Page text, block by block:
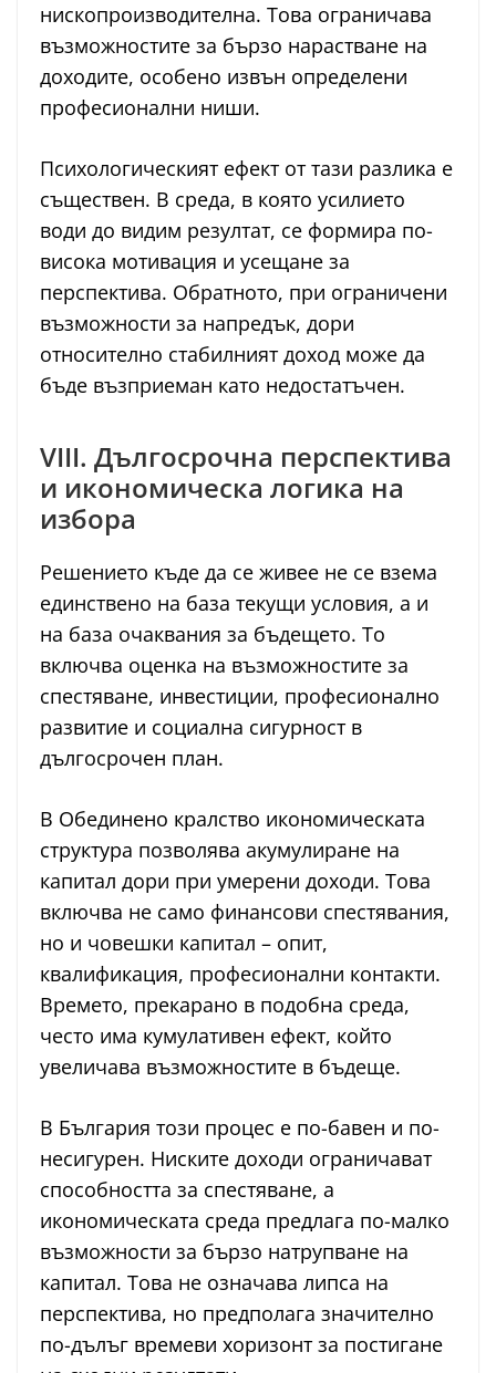
нископроизводителна. Това ограничава
възможностите за бързо нарастване на
доходите, особено извън определени
професионални ниши.
Психологическият ефект от тази разлика е
съществен. В среда, в която усилието
води до видим резултат, се формира по-
висока мотивация и усещане за
перспектива. Обратното, при ограничени
възможности за напредък, дори
относително стабилният доход може да
бъде възприеман като недостатъчен.
VIII. Дългосрочна перспектива
и икономическа логика на
избора
Решението къде да се живее не се взема
единствено на база текущи условия, а и
на база очаквания за бъдещето. То
включва оценка на възможностите за
спестяване, инвестиции, професионално
развитие и социална сигурност в
дългосрочен план.
В Обединено кралство икономическата
структура позволява акумулиране на
капитал дори при умерени доходи. Това
включва не само финансови спестявания,
но и човешки капитал – опит,
квалификация, професионални контакти.
Времето, прекарано в подобна среда,
често има кумулативен ефект, който
увеличава възможностите в бъдеще.
В България този процес е по-бавен и по-
несигурен. Ниските доходи ограничават
способността за спестяване, а
икономическата среда предлага по-малко
възможности за бързо натрупване на
капитал. Това не означава липса на
перспектива, но предполага значително
по-дълъг времеви хоризонт за постигане